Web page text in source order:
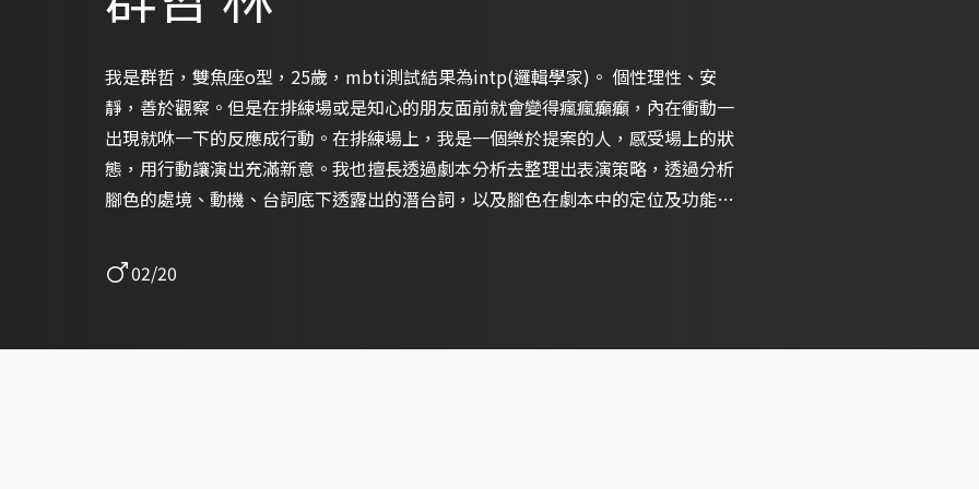
我是群哲，雙魚座o型，25歲，mbti測試結果為intp(邏輯學家)。 個性理性、安
靜，善於觀察。但是在排練場或是知心的朋友面前就會變得瘋瘋癲癲，內在衝動一
出現就咻一下的反應成行動。在排練場上，我是一個樂於提案的人，感受場上的狀
態，用行動讓演出充滿新意。我也擅長透過劇本分析去整理出表演策略，透過分析
腳色的處境、動機、台詞底下透露出的潛台詞，以及腳色在劇本中的定位及功能性
戲劇、以大量肢體表演敘事的說故事劇場、兒童劇、導覽式戲劇演出、當代舞蹈等
不同形式。今後也希望將表演層面延伸到影視，用自己所學成就更多的作品，讓更
02/20